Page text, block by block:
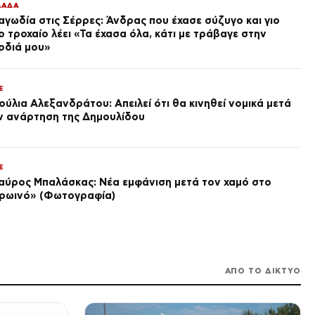
SPORTS
Φακούντο Καμπάτσο έπαιξε
ΗΠΑ: Δικαστικό μπλόκο στην
αίθουσα των 400 εκατ.
Κριστιάνο Ρονάλντο: Το
ξενοδοχείο-παλάτι των 1.300
και Ικαρία, πολύ υψηλός
κίνδυνος και στην Αττική
πριν από 3 ώρες
TRAVEL
στις Σέρρες: Άνδρας που έχασε σύζυγο και γιο
τροχαίο λέει «Τα έχασα όλα, κάτι με τράβαγε στην
μου»
Αλεξανδράτου: Απειλεί ότι θα κινηθεί νομικά μετά
ανάρτηση της Δημουλίδου
Μπαλάσκας: Νέα εμφάνιση μετά τον χαμό στο
(Φωτογραφία)
ΑΠΟ ΤΟ ΔΙΚΤΥΟ